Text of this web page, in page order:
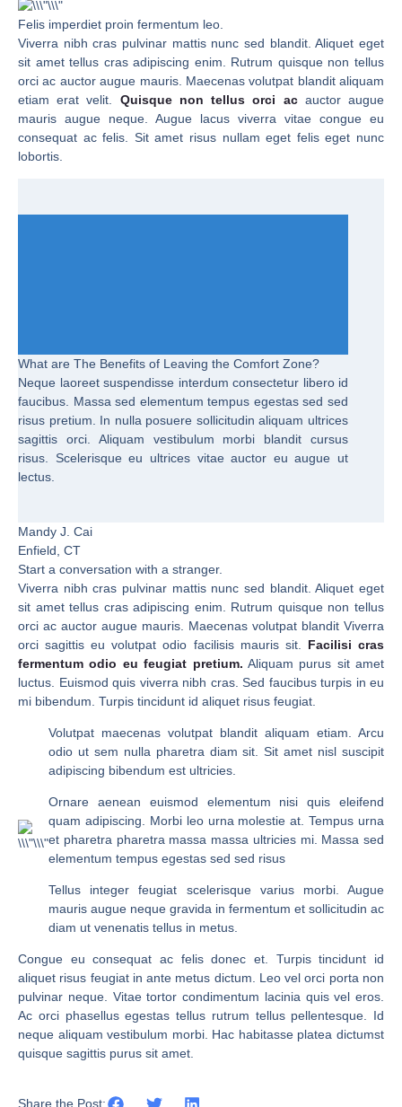
Felis imperdiet proin fermentum leo.
Viverra nibh cras pulvinar mattis nunc sed blandit. Aliquet eget
sit amet tellus cras adipiscing enim. Rutrum quisque non tellus
orci ac auctor augue mauris. Maecenas volutpat blandit aliquam
etiam erat velit. Quisque non tellus orci acauctor augue
mauris augue neque. Augue lacus viverra vitae congue eu
consequat ac felis. Sit amet risus nullam eget felis eget nunc
lobortis.
What are The Benefits of Leaving the Comfort Zone?
Neque laoreet suspendisse interdum consectetur libero id
faucibus. Massa sed elementum tempus egestas sed sed
risus pretium. In nulla posuere sollicitudin aliquam ultrices
sagittis orci. Aliquam vestibulum morbi blandit cursus
risus. Scelerisque eu ultrices vitae auctor eu augue ut
lectus.
Mandy J. Cai
Enfield, CT
Start a conversation with a stranger.
Viverra nibh cras pulvinar mattis nunc sed blandit. Aliquet eget
sit amet tellus cras adipiscing enim. Rutrum quisque non tellus
orci ac auctor augue mauris. Maecenas volutpat blandit Viverra
orci sagittis eu volutpat odio facilisis mauris sit. Facilisi cras
fermentum odio eu feugiat pretium. Aliquam purus sit amet
luctus. Euismod quis viverra nibh cras. Sed faucibus turpis in eu
mi bibendum. Turpis tincidunt id aliquet risus feugiat.
Volutpat maecenas volutpat blandit aliquam etiam. Arcu
odio ut sem nulla pharetra diam sit. Sit amet nisl suscipit
adipiscing bibendum est ultricies.
Ornare aenean euismod elementum nisi quis eleifend
quam adipiscing. Morbi leo urna molestie at. Tempus urna
et pharetra pharetra massa massa ultricies mi. Massa sed
elementum tempus egestas sed sed risus
Tellus integer feugiat scelerisque varius morbi. Augue
mauris augue neque gravida in fermentum et sollicitudin ac
diam ut venenatis tellus in metus.
Congue eu consequat ac felis donec et. Turpis tincidunt id
aliquet risus feugiat in ante metus dictum. Leo vel orci porta non
pulvinar neque. Vitae tortor condimentum lacinia quis vel eros.
Ac orci phasellus egestas tellus rutrum tellus pellentesque. Id
neque aliquam vestibulum morbi. Hac habitasse platea dictumst
quisque sagittis purus sit amet.
Share the Post: